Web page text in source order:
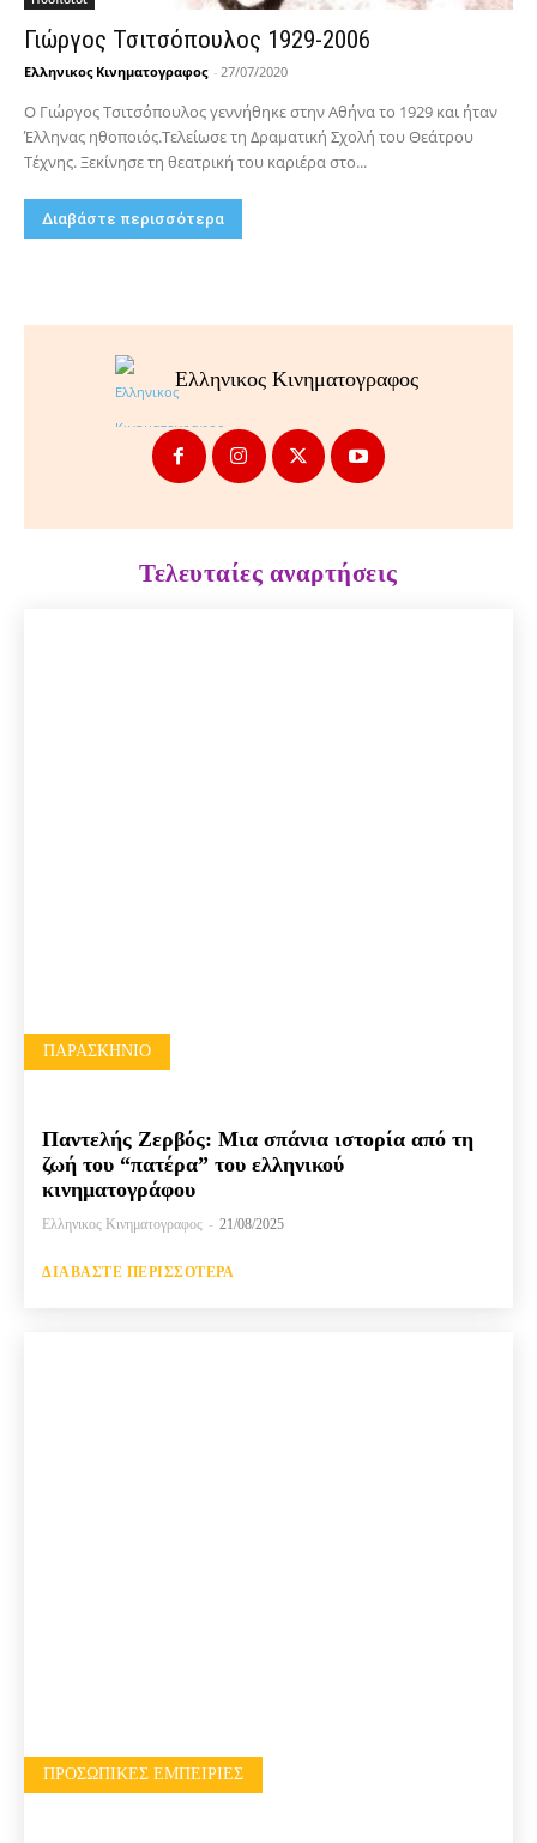
Γιώργος Τσιτσόπουλος 1929-2006
Ελληνικος Κινηματογραφος - 27/07/2020
Ο Γιώργος Τσιτσόπουλος γεννήθηκε στην Αθήνα το 1929 και ήταν
Έλληνας ηθοποιός.Τελείωσε τη Δραματική Σχολή του Θεάτρου
Τέχνης. Ξεκίνησε τη θεατρική του καριέρα στο...
Διαβάστε περισσότερα
Ελληνικος Κινηματογραφος
Τελευταίες αναρτήσεις
ΠΑΡΑΣΚΉΝΙΟ
Παντελής Ζερβός: Μια σπάνια ιστορία από τη
ζωή του “πατέρα” του ελληνικού
κινηματογράφου
Ελληνικος Κινηματογραφος - 21/08/2025
ΔΙΑΒΆΣΤΕ ΠΕΡΙΣΣΌΤΕΡΑ
ΠΡΟΣΩΠΙΚΈΣ ΕΜΠΕΙΡΊΕΣ